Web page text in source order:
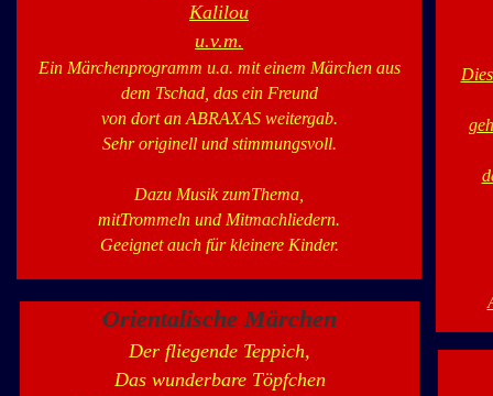
Orientalische Märchen
Der fliegende Teppich,
Das wunderbare Töpfchen
Kalilou
u.v.m.
Ein Märchenprogramm u.a. mit einem Märchen aus
dem Tschad, das ein Freund
von dort an ABRAXAS weitergab.
Sehr originell und stimmungsvoll.
Dazu Musik zumThema,
mitTrommeln und Mitmachliedern.
Geeignet auch für kleinere Kinder.